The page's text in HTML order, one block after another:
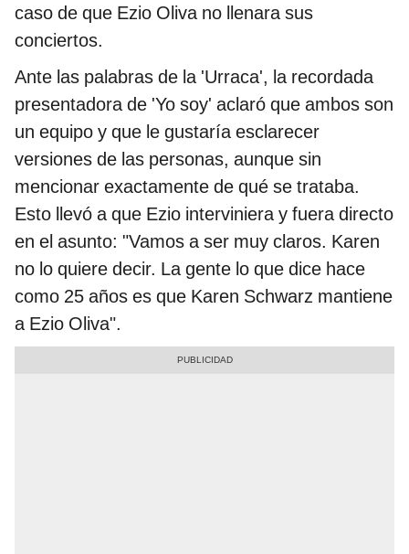
caso de que Ezio Oliva no llenara sus
conciertos.
Ante las palabras de la 'Urraca', la recordada
presentadora de 'Yo soy' aclaró que ambos son
un equipo y que le gustaría esclarecer
versiones de las personas, aunque sin
mencionar exactamente de qué se trataba.
Esto llevó a que Ezio interviniera y fuera directo
en el asunto: "Vamos a ser muy claros. Karen
no lo quiere decir. La gente lo que dice hace
como 25 años es que Karen Schwarz mantiene
a Ezio Oliva".